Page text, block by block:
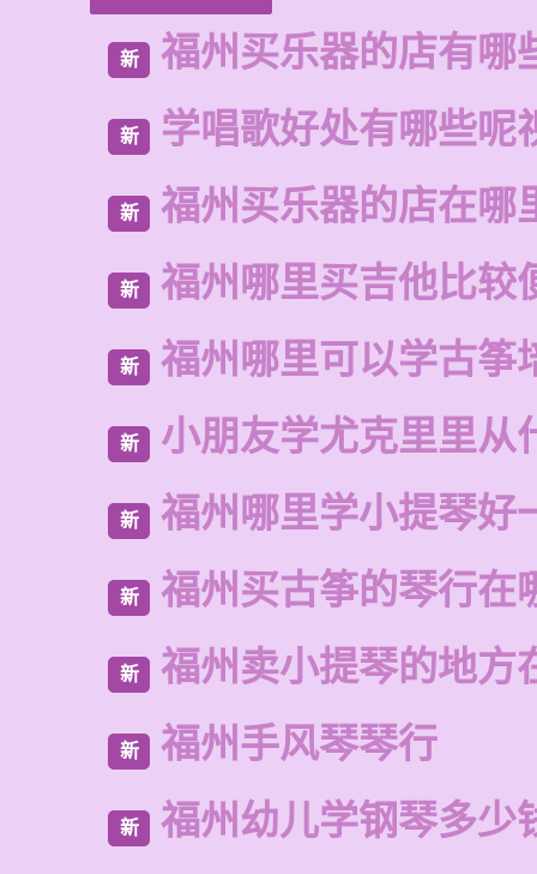
新 福州买乐器的店有哪
新 学唱歌好处有哪些呢
新 福州买乐器的店在哪
新 福州哪里买吉他比较
新 福州哪里可以学古筝
新 小朋友学尤克里里从
新 福州哪里学小提琴好
新 福州买古筝的琴行在
新 福州卖小提琴的地方
新 福州手风琴琴行
新 福州幼儿学钢琴多少